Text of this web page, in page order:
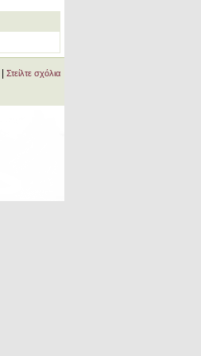
Στείλτε σχόλια